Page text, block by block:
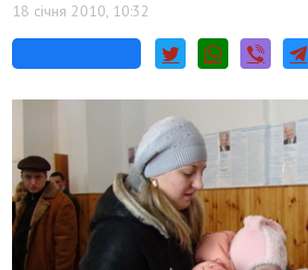
18 січня 2010, 10:32